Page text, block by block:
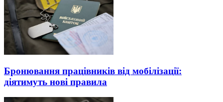
Бронювання працівників від мобілізації:
діятимуть нові правила